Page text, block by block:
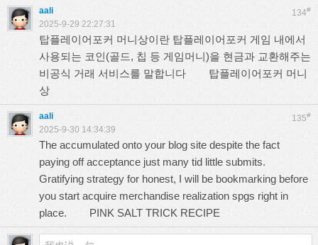
134#
aali
2025-9-29 22:27:31
탑플레이어포커 머니상이란 탑플레이어포커 게임 내에서
사용되는 코인(골드, 칩 등 게임머니)을 현금과 교환해주는
비공식 거래 서비스를 말합니다 탑플레이어포커 머니
상
135#
aali
2025-9-30 14:34:39
The accumulated onto your blog site despite the fact
paying off acceptance just many tid little submits.
Gratifying strategy for honest, I will be bookmarking before
you start acquire merchandise realization spgs right in
place. PINK SALT TRICK RECIPE